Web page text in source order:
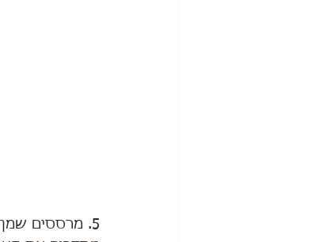
5. מרססים שמן בתבנית מאפינס,